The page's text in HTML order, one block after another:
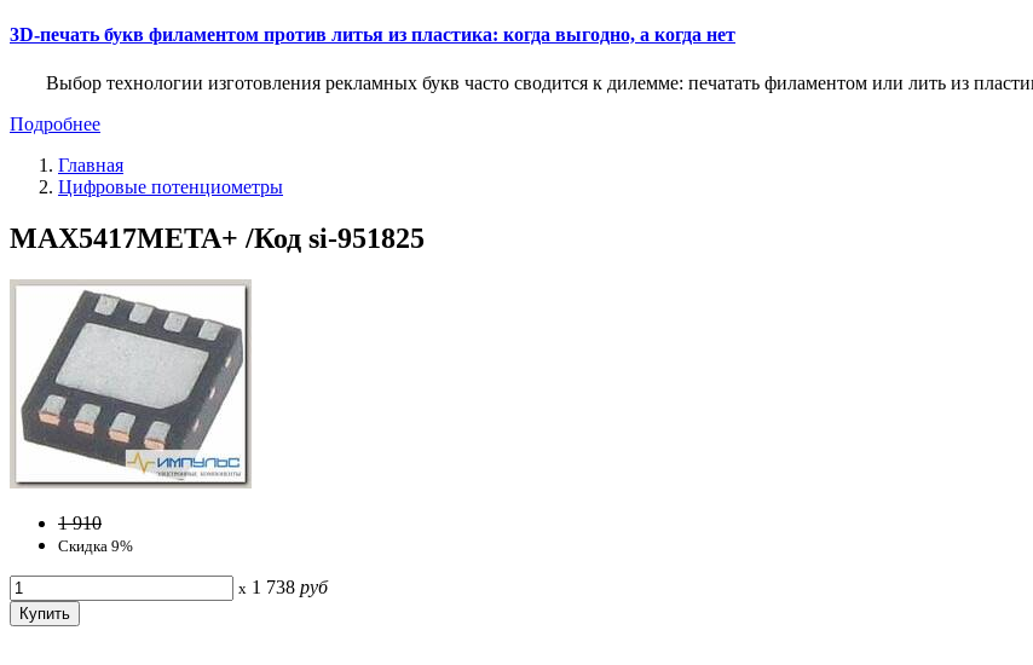
3D-печать букв филаментом против литья из пластика: когда выгодно, а когда нет
Выбор технологии изготовления рекламных букв часто сводится к дилемме: печатать филаментом или лить из
Подробнее
Главная
Цифровые потенциометры
MAX5417META+ /Код si-951825
1 910
Скидка 9%
x 1 738 руб